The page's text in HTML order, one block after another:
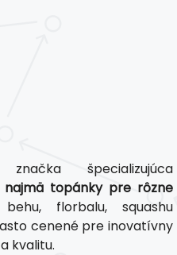
špecializujúca
najmä topánky pre rôzne
florbalu, squashu
cenené pre inovatívny
kvalitu.